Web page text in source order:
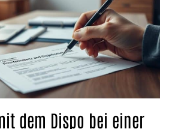
dem Dispo bei einer